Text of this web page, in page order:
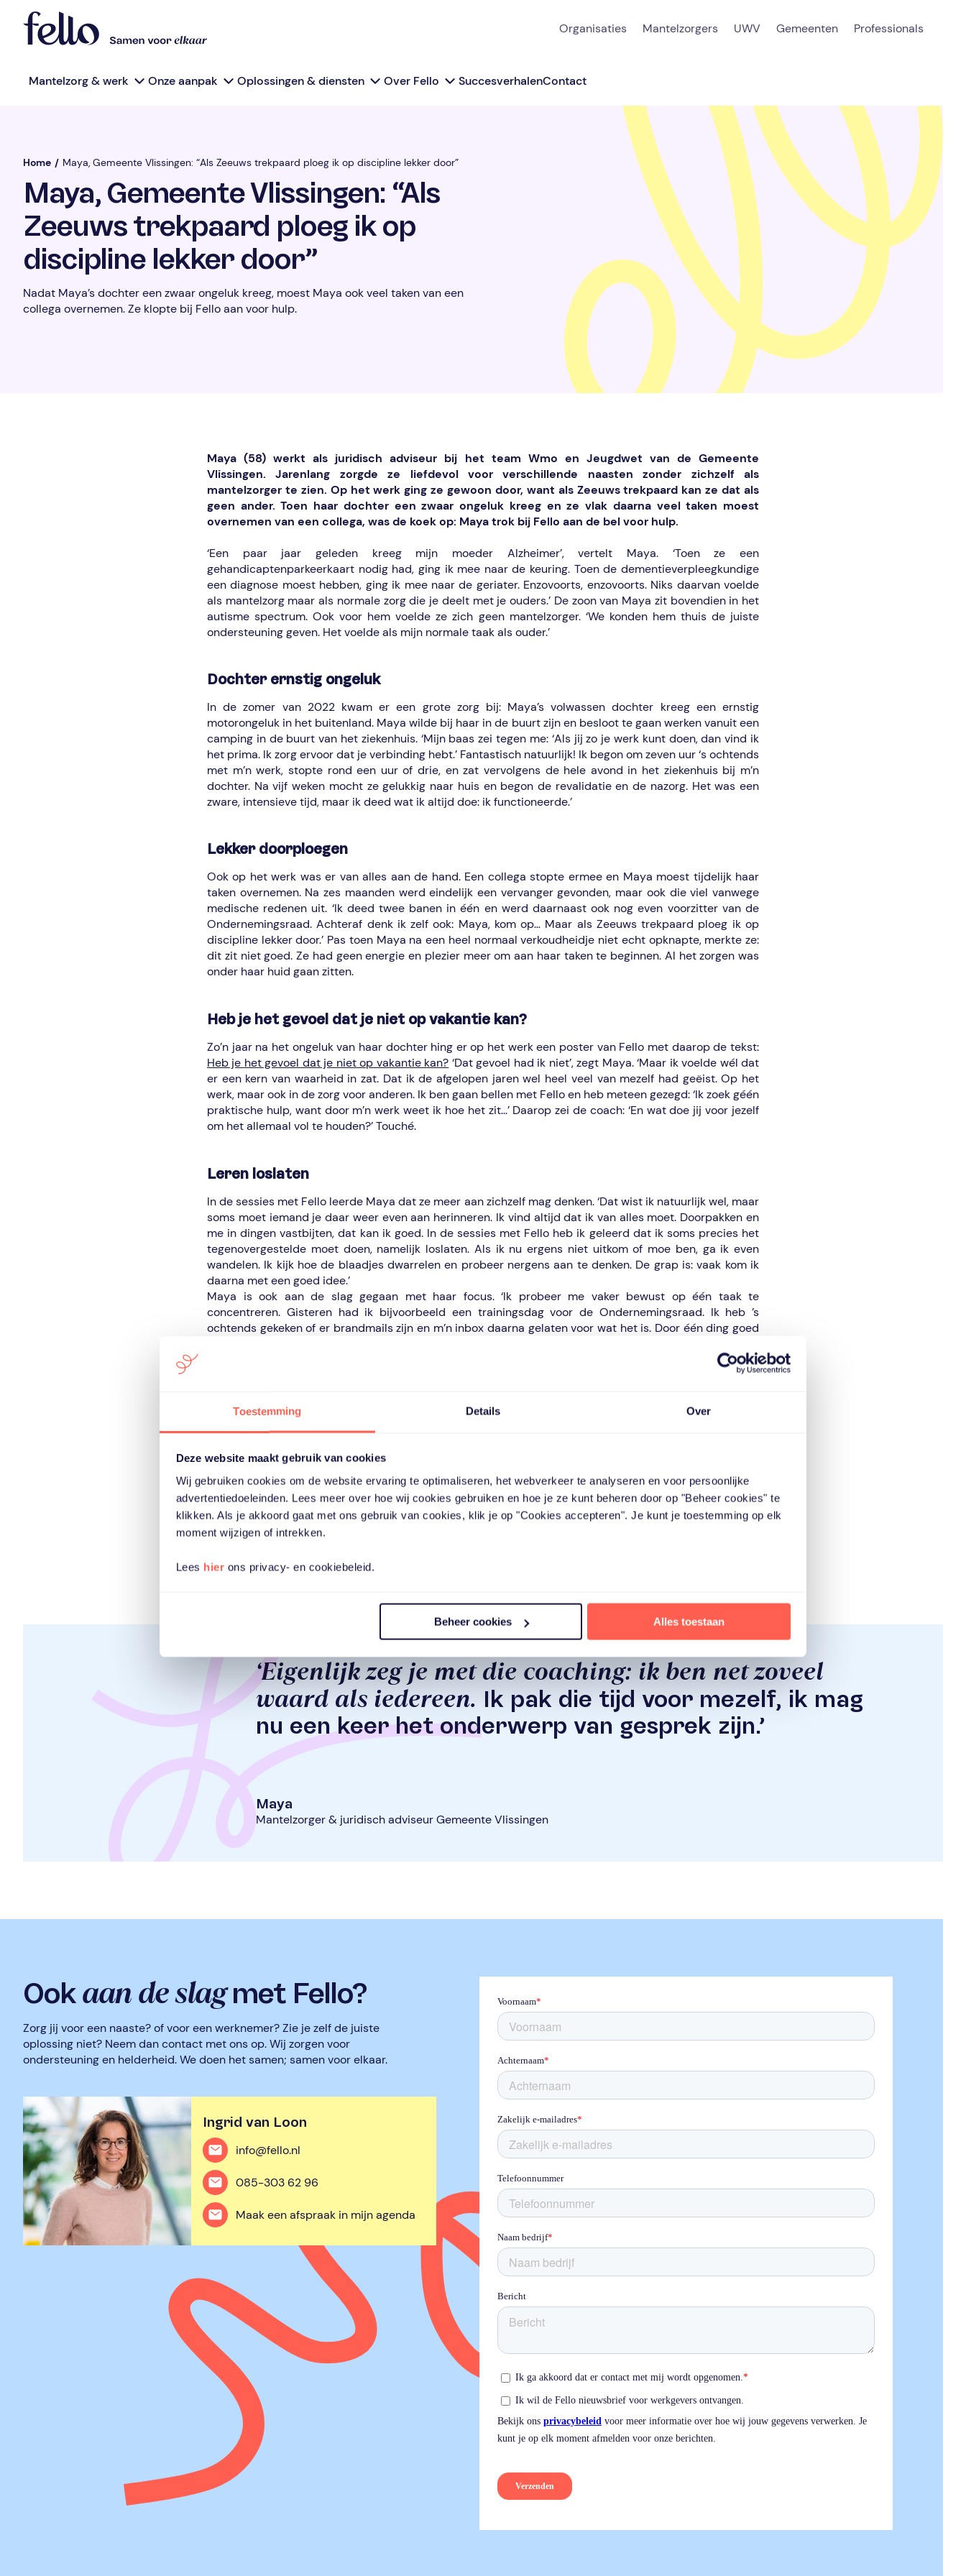
Toestemming Details Over
Deze website maakt gebruik van cookies
Wij gebruiken cookies om de website ervaring te optimaliseren, het webverkeer te analyseren en voor persoonlijke
advertentiedoeleinden. Lees meer over hoe wij cookies gebruiken en hoe je ze kunt beheren door op "Beheer cookies" te
klikken. Als je akkoord gaat met ons gebruik van cookies, klik je op "Cookies accepteren". Je kunt je toestemming op elk
moment wijzigen of intrekken.
Lees hier ons privacy- en cookiebeleid.
Beheer cookies Alles toestaan
Organisaties Mantelzorgers UWV Gemeenten Professionals
Mantelzorg & werk Onze aanpak Oplossingen & diensten Over Fello SuccesverhalenContact
Home / Maya, Gemeente Vlissingen: “Als Zeeuws trekpaard ploeg ik op discipline lekker door”
Maya, Gemeente Vlissingen: “Als
Zeeuws trekpaard ploeg ik op
discipline lekker door”
Nadat Maya’s dochter een zwaar ongeluk kreeg, moest Maya ook veel taken van een
collega overnemen. Ze klopte bij Fello aan voor hulp.
Maya (58) werkt als juridisch adviseur bij het team Wmo en Jeugdwet van de Gemeente
Vlissingen. Jarenlang zorgde ze liefdevol voor verschillende naasten zonder zichzelf als
mantelzorger te zien. Op het werk ging ze gewoon door, want als Zeeuws trekpaard kan ze dat als
geen ander. Toen haar dochter een zwaar ongeluk kreeg en ze vlak daarna veel taken moest
overnemen van een collega, was de koek op: Maya trok bij Fello aan de bel voor hulp.
‘Een paar jaar geleden kreeg mijn moeder Alzheimer’, vertelt Maya. ‘Toen ze een
gehandicaptenparkeerkaart nodig had, ging ik mee naar de keuring. Toen de dementieverpleegkundige
een diagnose moest hebben, ging ik mee naar de geriater. Enzovoorts, enzovoorts. Niks daarvan voelde
als mantelzorg maar als normale zorg die je deelt met je ouders.’ De zoon van Maya zit bovendien in het
autisme spectrum. Ook voor hem voelde ze zich geen mantelzorger. ‘We konden hem thuis de juiste
ondersteuning geven. Het voelde als mijn normale taak als ouder.’
Dochter ernstig ongeluk
In de zomer van 2022 kwam er een grote zorg bij: Maya’s volwassen dochter kreeg een ernstig
motorongeluk in het buitenland. Maya wilde bij haar in de buurt zijn en besloot te gaan werken vanuit een
camping in de buurt van het ziekenhuis. ‘Mijn baas zei tegen me: ‘Als jij zo je werk kunt doen, dan vind ik
het prima. Ik zorg ervoor dat je verbinding hebt.’ Fantastisch natuurlijk! Ik begon om zeven uur ‘s ochtends
met m’n werk, stopte rond een uur of drie, en zat vervolgens de hele avond in het ziekenhuis bij m’n
dochter. Na vijf weken mocht ze gelukkig naar huis en begon de revalidatie en de nazorg. Het was een
zware, intensieve tijd, maar ik deed wat ik altijd doe: ik functioneerde.’
Lekker doorploegen
Ook op het werk was er van alles aan de hand. Een collega stopte ermee en Maya moest tijdelijk haar
taken overnemen. Na zes maanden werd eindelijk een vervanger gevonden, maar ook die viel vanwege
medische redenen uit. ‘Ik deed twee banen in één en werd daarnaast ook nog even voorzitter van de
Ondernemingsraad. Achteraf denk ik zelf ook: Maya, kom op… Maar als Zeeuws trekpaard ploeg ik op
discipline lekker door.’ Pas toen Maya na een heel normaal verkoudheidje niet echt opknapte, merkte ze:
dit zit niet goed. Ze had geen energie en plezier meer om aan haar taken te beginnen. Al het zorgen was
onder haar huid gaan zitten.
Heb je het gevoel dat je niet op vakantie kan?
Zo’n jaar na het ongeluk van haar dochter hing er op het werk een poster van Fello met daarop de tekst:
Heb je het gevoel dat je niet op vakantie kan? ‘Dat gevoel had ik niet’, zegt Maya. ‘Maar ik voelde wél dat
er een kern van waarheid in zat. Dat ik de afgelopen jaren wel heel veel van mezelf had geëist. Op het
werk, maar ook in de zorg voor anderen. Ik ben gaan bellen met Fello en heb meteen gezegd: ‘Ik zoek géén
praktische hulp, want door m’n werk weet ik hoe het zit...’ Daarop zei de coach: ‘En wat doe jij voor jezelf
om het allemaal vol te houden?’ Touché.
Leren loslaten
In de sessies met Fello leerde Maya dat ze meer aan zichzelf mag denken. ‘Dat wist ik natuurlijk wel, maar
soms moet iemand je daar weer even aan herinneren. Ik vind altijd dat ik van alles moet. Doorpakken en
me in dingen vastbijten, dat kan ik goed. In de sessies met Fello heb ik geleerd dat ik soms precies het
tegenovergestelde moet doen, namelijk loslaten. Als ik nu ergens niet uitkom of moe ben, ga ik even
wandelen. Ik kijk hoe de blaadjes dwarrelen en probeer nergens aan te denken. De grap is: vaak kom ik
daarna met een goed idee.’
Maya is ook aan de slag gegaan met haar focus. ‘Ik probeer me vaker bewust op één taak te
concentreren. Gisteren had ik bijvoorbeeld een trainingsdag voor de Ondernemingsraad. Ik heb ’s
ochtends gekeken of er brandmails zijn en m’n inbox daarna gelaten voor wat het is. Door één ding goed
Maya is blij dat ze gebruik heeft gemaakt van de coaching door Fello en drukt haar mantelzorgende
collega’s regelmatig op het hart ook om hulp te vragen. ‘Eigenlijk zeg je met die coaching: ik ben net
zoveel waard als iedereen. Ik pak die tijd voor mezelf, ik mag nu een keer het onderwerp van gesprek zijn.
Fello kan je helpen met hele praktische dingen, maar ook met het mentale stuk. Voor mij was dat heel
waardevol. Ik heb geleerd: de omstandigheden, zoals het ongeluk van m’n dochter, kun je niet
veranderen. Maar je kunt wél sturen hoe je met die omstandigheden omgaat. Bel Fello. Echt, doe het
gewoon.’
‘Eigenlijk zeg je met die coaching: ik ben net zoveel
waard als iedereen. Ik pak die tijd voor mezelf, ik mag
nu een keer het onderwerp van gesprek zijn.’
Maya
Mantelzorger & juridisch adviseur Gemeente Vlissingen
Ookaan de slagmet Fello?
Zorg jij voor een naaste? of voor een werknemer? Zie je zelf de juiste
oplossing niet? Neem dan contact met ons op. Wij zorgen voor
ondersteuning en helderheid. We doen het samen; samen voor elkaar.
Ingrid van Loon
info@fello.nl
085-303 62 96
Maak een afspraak in mijn agenda